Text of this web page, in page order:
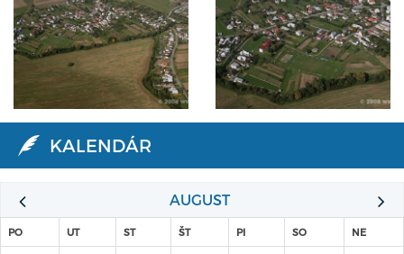
KALENDÁR
AUGUST
PO UT ST ŠT PI SO NE